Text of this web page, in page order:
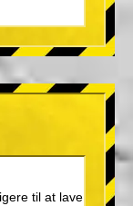
til at lave